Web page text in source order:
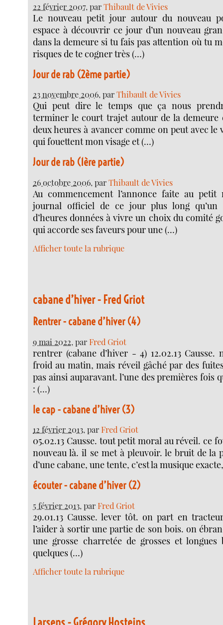
22 février 2007, parThibault de Vivies
Le nouveau petit jour autour du nouveau
espace à découvrir ce jour d’un nouveau
dans la demeure si tu fais pas attention où tu
risques de te cogner très (…)
Jour de rab (2ème partie)
23 novembre 2006, parThibault de Vivies
Qui peut dire le temps que ça nous
terminer le court trajet autour de la demeure
deux heures à avancer comme on peut avec le
qui fouettent mon visage et (…)
Jour de rab (1ère partie)
26 octobre 2006, parThibault de Vivies
Au commencement l’annonce faite au
journal officiel de ce jour plus long qu’un
d’heures données à vivre un choix du comité
qui accorde ses faveurs pour une (…)
Afficher toute la rubrique
cabane d’hiver - Fred Griot
Rentrer - cabane d’hiver (4)
9 mai 2022, parFred Griot
rentrer (cabane d’hiver - 4) 12.02.13 Causse.
froid au matin, mais réveil gâché par des
pas ainsi auparavant. l’une des premières fois
: (…)
le cap - cabane d’hiver (3)
12 février 2013, parFred Griot
05.02.13 Causse. tout petit moral au réveil. ce
nouveau là. il se met à pleuvoir. le bruit de la
d’une cabane, une tente, c’est la musique
écouter - cabane d’hiver (2)
5 février 2013, parFred Griot
29.01.13 Causse. lever tôt. on part en
l’aider à sortir une partie de son bois. on
une grosse charretée de grosses et
quelques (…)
Afficher toute la rubrique